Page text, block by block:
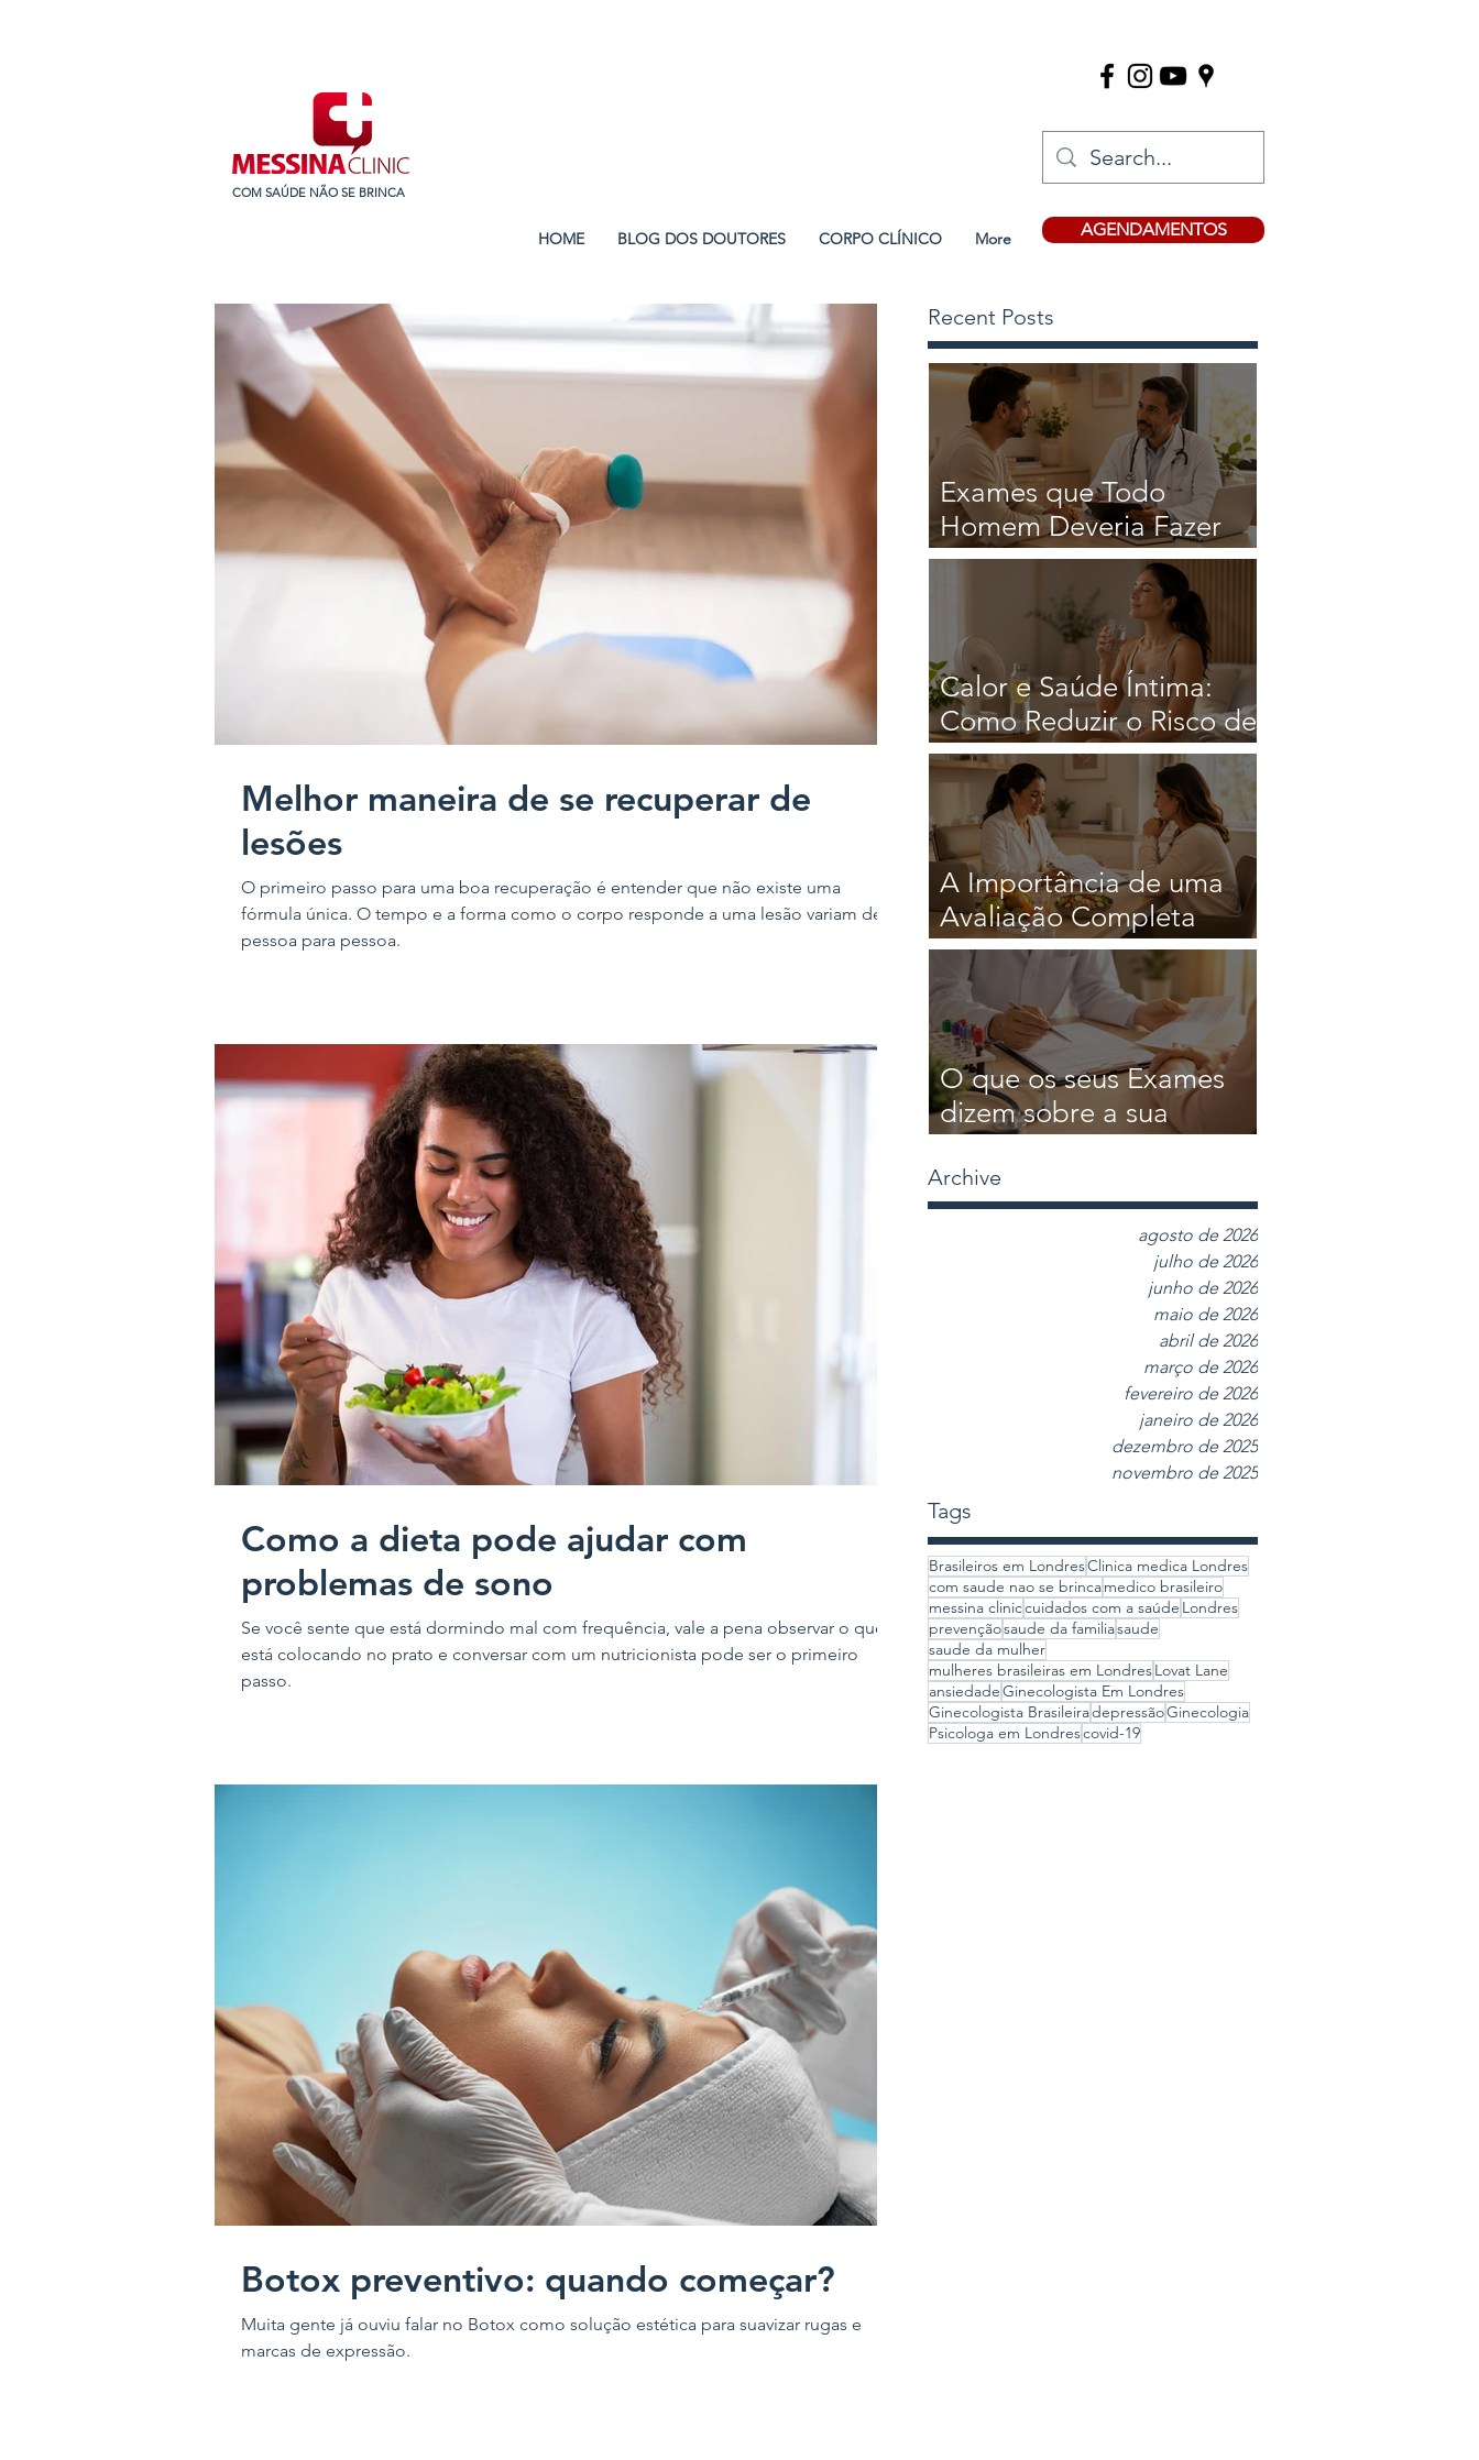
COM SAÚDE NÃO SE BRINCA
HOME BLOG DOS DOUTORES CORPO CLÍNICO More AGENDAMENTOS
Recent Posts
Exames que Todo
Homem Deveria Fazer
Regularmente
Calor e Saúde Íntima:
Como Reduzir o Risco de
Infeções
A Importância de uma
Avaliação Completa
antes de iniciar qualquer
Estratégia Nutricional
O que os seus Exames
dizem sobre a sua
Archive
agosto de 2026
julho de 2026
junho de 2026
maio de 2026
abril de 2026
março de 2026
fevereiro de 2026
janeiro de 2026
dezembro de 2025
novembro de 2025
Tags
Brasileiros em LondresClinica medica Londres
com saude nao se brincamedico brasileiro
messina cliniccuidados com a saúde Londres
prevençãosaude da familiasaude
saude da mulher
mulheres brasileiras em LondresLovat Lane
ansiedadeGinecologista Em Londres
Ginecologista BrasileiradepressãoGinecologia
Psicologa em Londrescovid-19
Melhor maneira de se recuperar de
lesões
O primeiro passo para uma boa recuperação é entender que não existe uma
fórmula única. O tempo e a forma como o corpo responde a uma lesão variam de
pessoa para pessoa.
Como a dieta pode ajudar com
problemas de sono
Se você sente que está dormindo mal com frequência, vale a pena observar o que
está colocando no prato e conversar com um nutricionista pode ser o primeiro
passo.
Botox preventivo: quando começar?
Muita gente já ouviu falar no Botox como solução estética para suavizar rugas e
marcas de expressão.